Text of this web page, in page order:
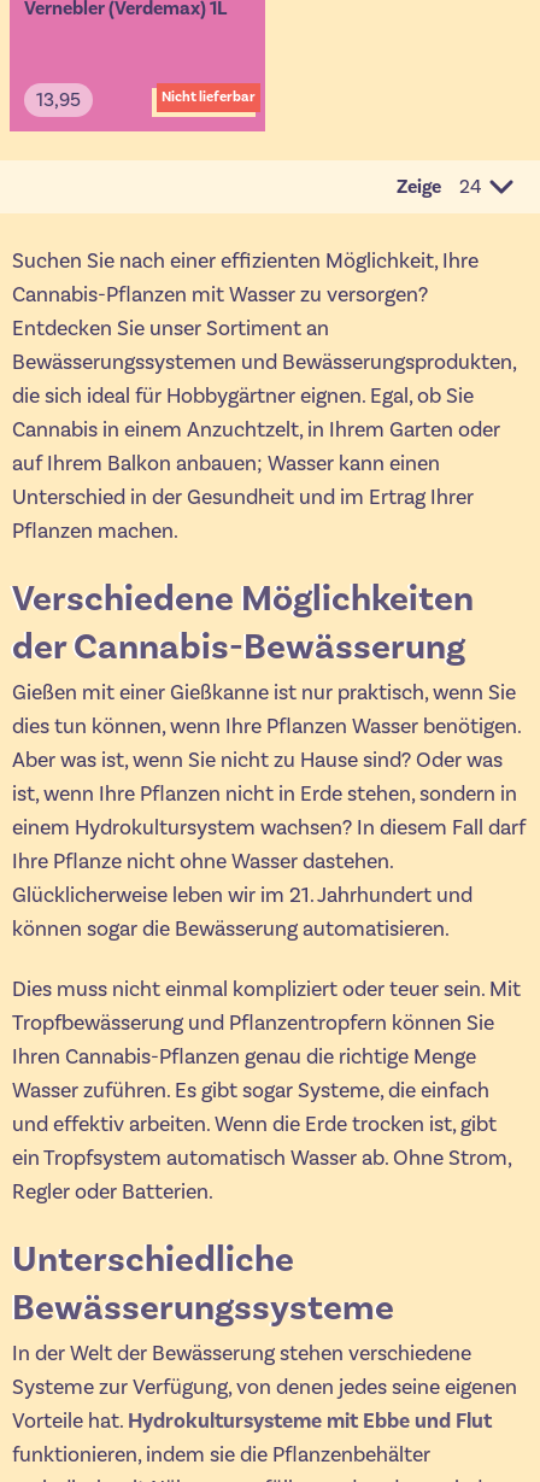
Nicht lieferbar
Vernebler (Verdemax) 1L
13,95
Zeige
pro
Suchen Sie nach einer effizienten Möglichkeit, Ihre
Cannabis-Pflanzen mit Wasser zu versorgen?
Entdecken Sie unser Sortiment an
Bewässerungssystemen und Bewässerungsprodukten,
die sich ideal für Hobbygärtner eignen. Egal, ob Sie
Cannabis in einem Anzuchtzelt, in Ihrem Garten oder
auf Ihrem Balkon anbauen; Wasser kann einen
Unterschied in der Gesundheit und im Ertrag Ihrer
Pflanzen machen.
Verschiedene Möglichkeiten
der Cannabis-Bewässerung
Gießen mit einer Gießkanne ist nur praktisch, wenn Sie
dies tun können, wenn Ihre Pflanzen Wasser benötigen.
Aber was ist, wenn Sie nicht zu Hause sind? Oder was
ist, wenn Ihre Pflanzen nicht in Erde stehen, sondern in
einem Hydrokultursystem wachsen? In diesem Fall darf
Ihre Pflanze nicht ohne Wasser dastehen.
Glücklicherweise leben wir im 21. Jahrhundert und
können sogar die Bewässerung automatisieren.
Dies muss nicht einmal kompliziert oder teuer sein. Mit
Tropfbewässerung und Pflanzentropfern können Sie
Ihren Cannabis-Pflanzen genau die richtige Menge
Wasser zuführen. Es gibt sogar Systeme, die einfach
und effektiv arbeiten. Wenn die Erde trocken ist, gibt
ein Tropfsystem automatisch Wasser ab. Ohne Strom,
Regler oder Batterien.
Unterschiedliche
Bewässerungssysteme
In der Welt der Bewässerung stehen verschiedene
Systeme zur Verfügung, von denen jedes seine eigenen
Vorteile hat. Hydrokultursysteme mit Ebbe und Flut
funktionieren, indem sie die Pflanzenbehälter